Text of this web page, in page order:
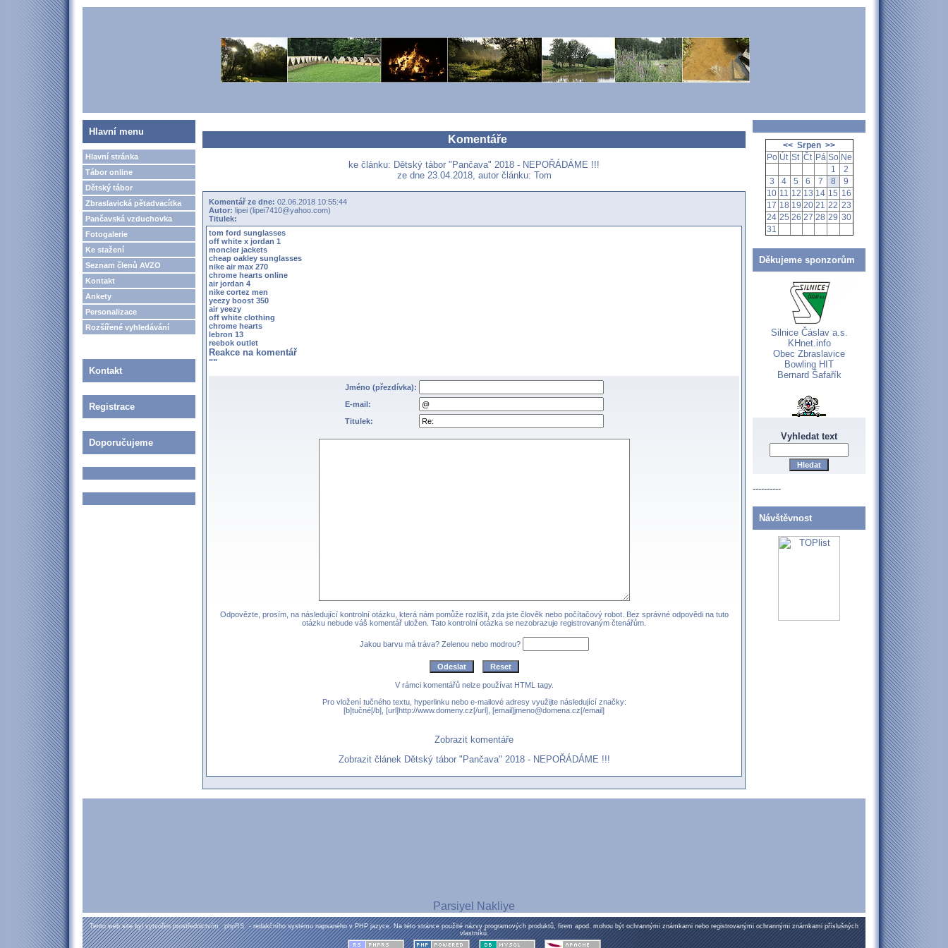
Hlavní menu
Hlavní stránka
Tábor online
Dětský tábor
Zbraslavická pětadvacítka
Pančavská vzduchovka
Fotogalerie
Ke stažení
Seznam členů AVZO
Kontakt
Ankety
Personalizace
Rozšířené vyhledávání
Kontakt
Registrace
Doporučujeme
Komentáře
ke článku: Dětský tábor "Pančava" 2018 - NEPOŘÁDÁME !!!
ze dne 23.04.2018, autor článku: Tom
Komentář ze dne: 02.06.2018 10:55:44
Autor: lipei (lipei7410@yahoo.com)
Titulek:
tom ford sunglasses
off white x jordan 1
moncler jackets
cheap oakley sunglasses
nike air max 270
chrome hearts online
air jordan 4
nike cortez men
yeezy boost 350
air yeezy
off white clothing
chrome hearts
lebron 13
reebok outlet
Reakce na komentář
""
Jméno (přezdívka):
E-mail:
Titulek:
Odpovězte, prosím, na následující kontrolní otázku, která nám pomůže rozlišit, zda jste člověk nebo počítačový robot. Bez správné odpovědi na tuto
otázku nebude váš komentář uložen. Tato kontrolní otázka se nezobrazuje registrovaným čtenářům.
Jakou barvu má tráva? Zelenou nebo modrou?
V rámci komentářů nelze používat HTML tagy.
Pro vložení tučného textu, hyperlinku nebo e-mailové adresy využijte následující značky:
[b]tučné[/b], [url]http://www.domeny.cz[/url], [email]jmeno@domena.cz[/email]
Zobrazit komentáře
Zobrazit článek Dětský tábor "Pančava" 2018 - NEPOŘÁDÁME !!!
<< Srpen >>
Po Út St Čt Pá So Ne
1
2
3
4 5 6 7 8
9
10 11 12 13 14 15 16
17 18 19 20 21 22 23
24 25 26 27 28 29 30
31
Děkujeme sponzorům
Silnice Čáslav a.s.
KHnet.info
Obec Zbraslavice
Bowling HIT
Bernard Šafařík
Vyhledat text
----------
Návštěvnost
Parsiyel Nakliye
Tento web site byl vytvořen prostřednictvím phpRS - redakčního systému napsaného v PHP jazyce. Na této stránce použité názvy programových produktů, firem apod. mohou být ochrannými známkami nebo registrovanými ochrannými známkami příslušných
vlastníků.